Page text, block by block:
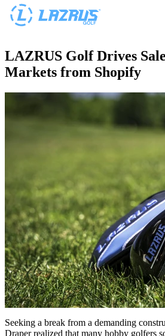
LAZRUS Golf Drives
Markets from Shopify
Seeking a break from a demanding
Draper realized that many hobby golfers